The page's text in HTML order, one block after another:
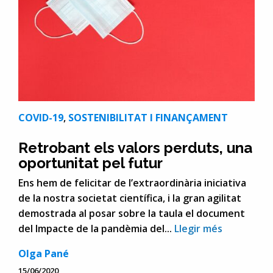
COVID-19, SOSTENIBILITAT I FINANÇAMENT
Retrobant els valors perduts, una
oportunitat pel futur
Ens hem de felicitar de l’extraordinària iniciativa
de la nostra societat científica, i la gran agilitat
demostrada al posar sobre la taula el document
del Impacte de la pandèmia del... Llegir més
Olga Pané
15/06/2020